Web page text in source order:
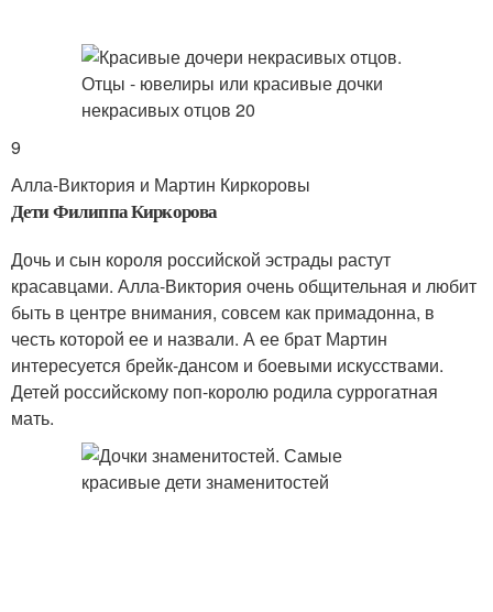
9
Алла-Виктория и Мартин Киркоровы
Дети Филиппа Киркорова
Дочь и сын короля российской эстрады растут
красавцами. Алла-Виктория очень общительная и любит
быть в центре внимания, совсем как примадонна, в
честь которой ее и назвали. А ее брат Мартин
интересуется брейк-дансом и боевыми искусствами.
Детей российскому поп-королю родила суррогатная
мать.